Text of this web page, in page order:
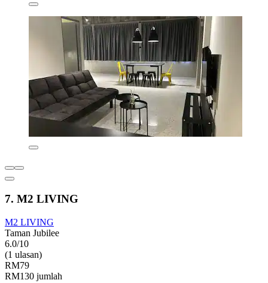
7. M2 LIVING
M2 LIVING
Taman Jubilee
6.0/10
(1 ulasan)
RM79
RM130 jumlah